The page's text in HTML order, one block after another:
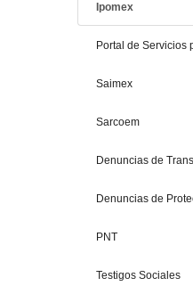
Ipomex
Portal de Servicios
Saimex
Sarcoem
Denuncias de
Denuncias de
PNT
Testigos Sociales